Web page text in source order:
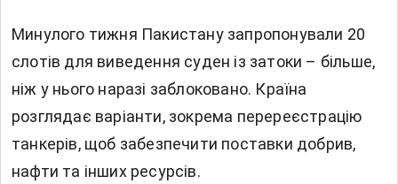
Минулого тижня Пакистану запропонували 20
слотів для виведення суден із затоки – більше,
ніж у нього наразі заблоковано. Країна
розглядає варіанти, зокрема перереєстрацію
танкерів, щоб забезпечити поставки добрив,
нафти та інших ресурсів.